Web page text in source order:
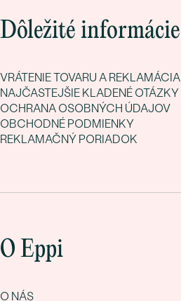
Dôležité informácie
VRÁTENIE TOVARU A REKLAMÁCIA
NAJČASTEJŠIE KLADENÉ OTÁZKY
OCHRANA OSOBNÝCH ÚDAJOV
OBCHODNÉ PODMIENKY
REKLAMAČNÝ PORIADOK
O Eppi
O NÁS